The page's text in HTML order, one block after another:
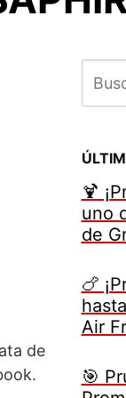
de
🍹
uno
de
🍗
Air
🎯